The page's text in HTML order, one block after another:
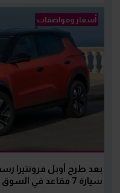
أسعار ومواصفات
بعد طرح أوبل فرونتيرا
سيارة 7 مقاعد في السوق المصري